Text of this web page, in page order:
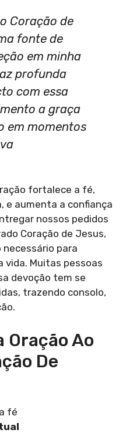
Coração de
fonte de
em minha
profunda
com essa
a graça
em momentos
fortalece a fé,
e aumenta a confiança
nossos pedidos
Coração de Jesus,
necessário para
vida. Muitas pessoas
devoção tem se
trazendo consolo,
Oração Ao
De
fé